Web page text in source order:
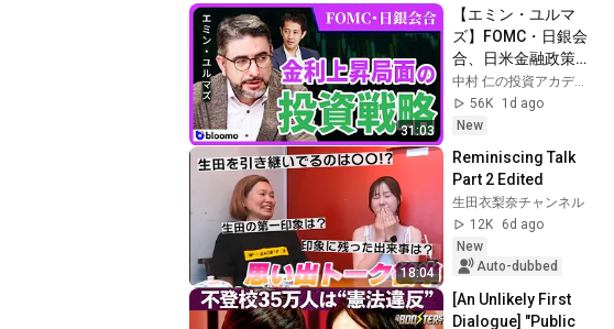
31:03
【エミン・ユルマ
ズ】FOMC・日銀会
合、日米金融政策の
行方は?ドル円170円
の条件と金利上昇局
面の投資戦略
中村 仁の投資アカデミー / ブルーモ証券
56K
1d ago
New
18:04
Reminiscing Talk
Part 2 Edited
生田衣梨奈チャンネル
12K
6d ago
New
Auto-dubbed
[An Unlikely First
Dialogue] "Public